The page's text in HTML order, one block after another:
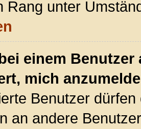
Rang unter
einem
mich
Benutzer
an andere